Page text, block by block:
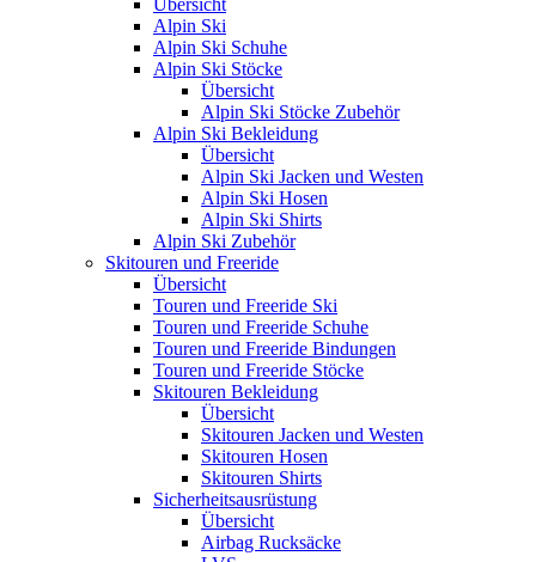
Alpin Ski
Alpin Ski Schuhe
Alpin Ski Stöcke
Übersicht
Alpin Ski Stöcke Zubehör
Alpin Ski Bekleidung
Übersicht
Alpin Ski Jacken und Westen
Alpin Ski Hosen
Alpin Ski Shirts
Alpin Ski Zubehör
Skitouren und Freeride
Übersicht
Touren und Freeride Ski
Touren und Freeride Schuhe
Touren und Freeride Bindungen
Touren und Freeride Stöcke
Skitouren Bekleidung
Übersicht
Skitouren Jacken und Westen
Skitouren Hosen
Skitouren Shirts
Sicherheitsausrüstung
Übersicht
Airbag Rucksäcke